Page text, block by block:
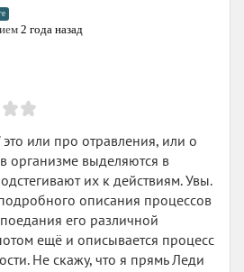
2 года назад
или про отравления, или о
организме выделяются в
их к действиям. Увы.
описания процессов
его различной
ещё и описывается процесс
Не скажу, что я прямь Леди